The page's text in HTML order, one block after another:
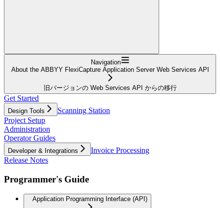
Navigation
About the ABBYY FlexiCapture Application Server Web Services API
旧バージョンの Web Services API からの移行
Get Started
Design Tools
Scanning Station
Project Setup
Administration
Operator Guides
Developer & Integrations
Invoice Processing
Release Notes
Programmer's Guide
Application Programming Interface (API)